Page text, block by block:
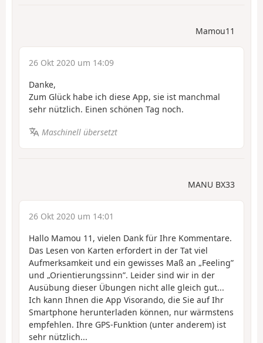
Mamou11
26 Okt 2020 um 14:09
Danke,
Zum Glück habe ich diese App, sie ist manchmal
sehr nützlich. Einen schönen Tag noch.
Maschinell übersetzt
MANU BX33
26 Okt 2020 um 14:01
Hallo Mamou 11, vielen Dank für Ihre Kommentare.
Das Lesen von Karten erfordert in der Tat viel
Aufmerksamkeit und ein gewisses Maß an „Feeling”
und „Orientierungssinn”. Leider sind wir in der
Ausübung dieser Übungen nicht alle gleich gut...
Ich kann Ihnen die App Visorando, die Sie auf Ihr
Smartphone herunterladen können, nur wärmstens
empfehlen. Ihre GPS-Funktion (unter anderem) ist
sehr nützlich...